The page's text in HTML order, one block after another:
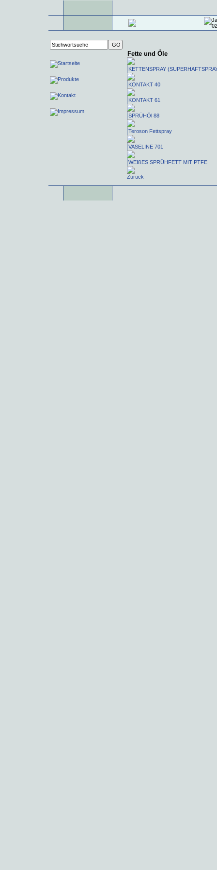
Fette und Öle
KETTENSPRAY
KONTAKT 40
KONTAKT 61
SPRÜHÖl 88
Teroson Fettspray
VASELINE 701
WEIßES SPRÜHFETT MIT PTFE
Zurück